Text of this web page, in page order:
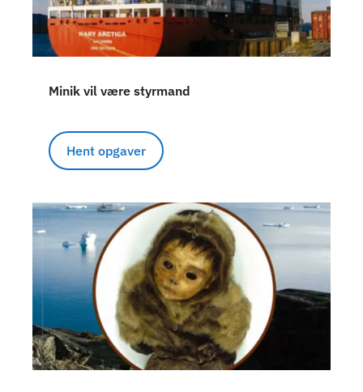
Minik vil være styrmand
Hent opgaver